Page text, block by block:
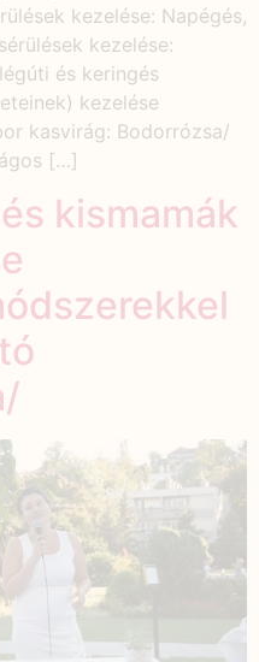
kezelése: Napégés,
kezelése:
és keringés
kezelése
kasvirág: Bodorrózsa/
[…]
kismamák